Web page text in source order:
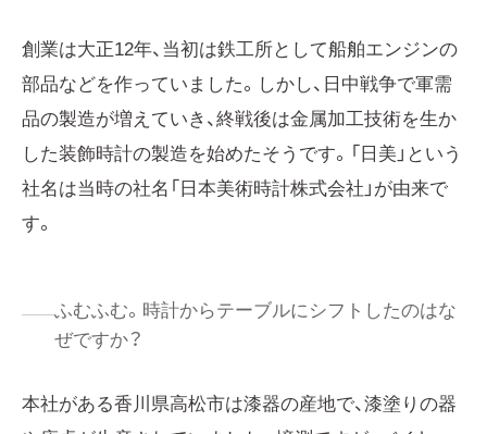
創業は大正12年、当初は鉄工所として船舶エンジンの
部品などを作っていました。しかし、日中戦争で軍需
品の製造が増えていき、終戦後は金属加工技術を生か
した装飾時計の製造を始めたそうです。「日美」という
社名は当時の社名「日本美術時計株式会社」が由来で
す。
ふむふむ。時計からテーブルにシフトしたのはな
ぜですか？
本社がある香川県高松市は漆器の産地で、漆塗りの器